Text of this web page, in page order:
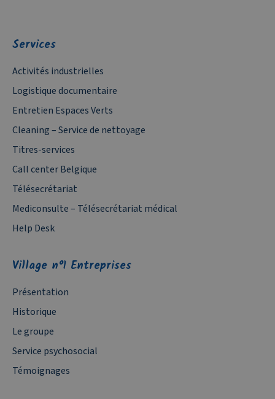
Services
Activités industrielles
Logistique documentaire
Entretien Espaces Verts
Cleaning – Service de nettoyage
Titres-services
Call center Belgique
Télésecrétariat
Mediconsulte – Télésecrétariat médical
Help Desk
Village n°1 Entreprises
Présentation
Historique
Le groupe
Service psychosocial
Témoignages